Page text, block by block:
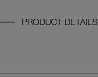
PRODUCT DETAILS